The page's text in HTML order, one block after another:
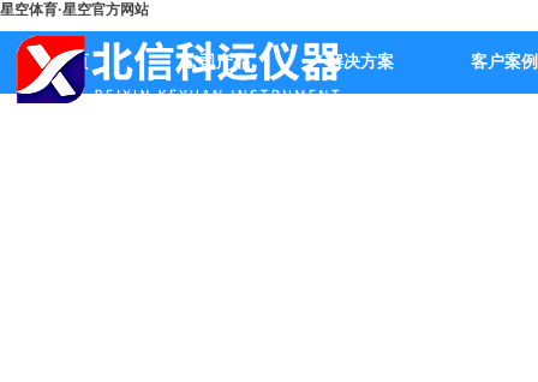
星空体育·星空官方网站
首页 公司产品 解决方案 客户案例